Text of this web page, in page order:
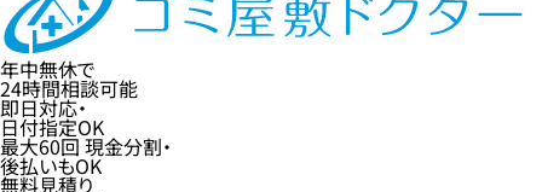
年中無休で
24時間相談可能
即日対応・
日付指定OK
最大60回 現金分割・
後払いもOK
無料見積り